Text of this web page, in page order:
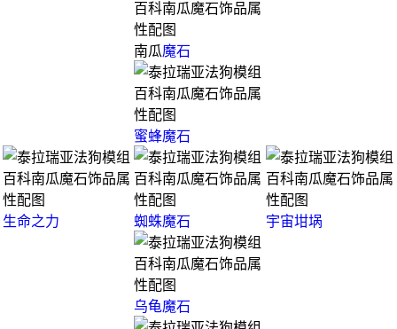
生命之力
南瓜魔石
蜜蜂魔石
蜘蛛魔石
乌龟魔石
宇宙坩埚